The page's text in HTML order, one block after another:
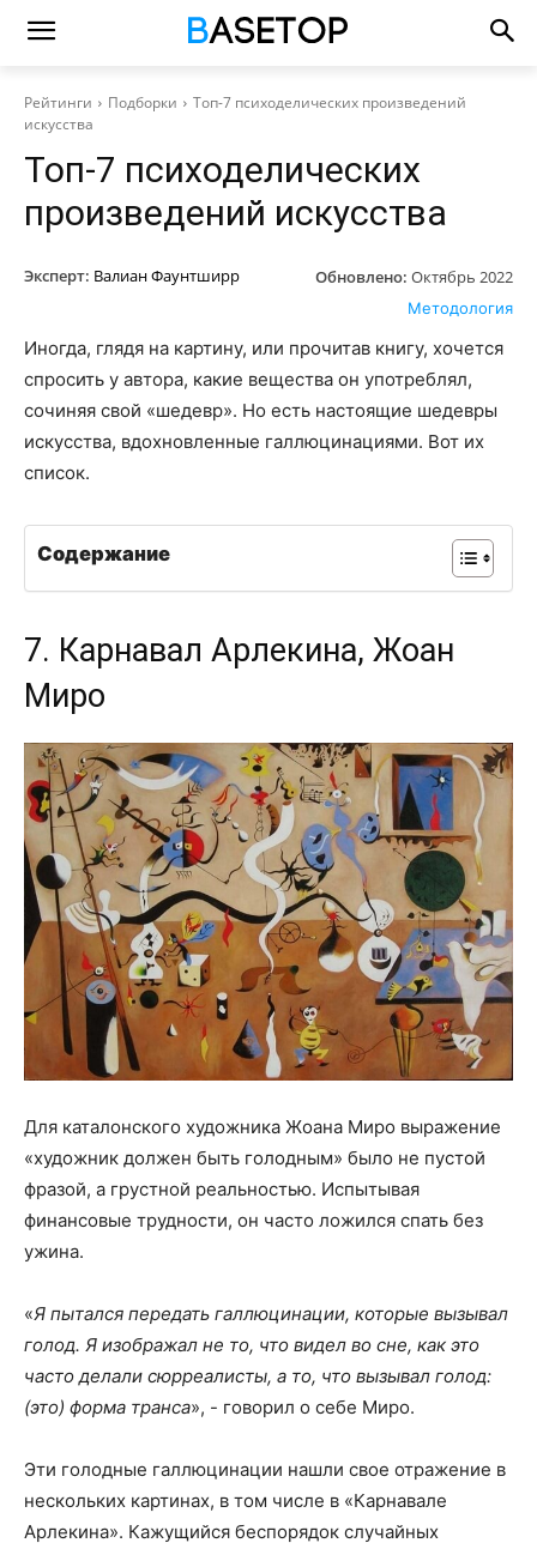
Рейтинги Подборки
Топ-7 психоделических произведений
искусства
Топ-7 психоделических
произведений искусства
Эксперт: Валиан Фаунтширр Обновлено: Октябрь 2022
Методология
Иногда, глядя на картину, или прочитав книгу, хочется
спросить у автора, какие вещества он употреблял,
сочиняя свой «шедевр». Но есть настоящие шедевры
искусства, вдохновленные галлюцинациями. Вот их
список.
Содержание
7. Карнавал Арлекина, Жоан
Миро
Для каталонского художника Жоана Миро выражение
«художник должен быть голодным» было не пустой
фразой, а грустной реальностью. Испытывая
финансовые трудности, он часто ложился спать без
ужина.
«Я пытался передать галлюцинации, которые вызывал
голод. Я изображал не то, что видел во сне, как это
часто делали сюрреалисты, а то, что вызывал голод:
(это) форма транса», - говорил о себе Миро.
Эти голодные галлюцинации нашли свое отражение в
нескольких картинах, в том числе в «Карнавале
Арлекина». Кажущийся беспорядок случайных